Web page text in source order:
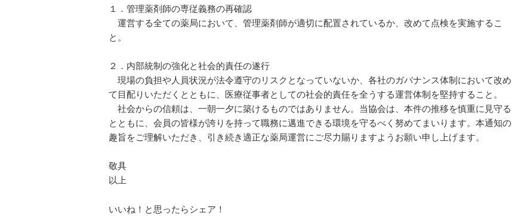
１．管理薬剤師の専従義務の再確認
運営する全ての薬局において、管理薬剤師が適切に配置されているか、改めて点検を実施するこ
と。
２．内部統制の強化と社会的責任の遂行
現場の負担や人員状況が法令遵守のリスクとなっていないか、各社のガバナンス体制において改め
て目配りいただくとともに、医療従事者としての社会的責任を全うする運営体制を堅持すること。
社会からの信頼は、一朝一夕に築けるものではありません。当協会は、本件の推移を慎重に見守る
とともに、会員の皆様が誇りを持って職務に邁進できる環境を守るべく努めてまいります。本通知の
趣旨をご理解いただき、引き続き適正な薬局運営にご尽力賜りますようお願い申し上げます。
敬具
以上
いいね！と思ったらシェア！